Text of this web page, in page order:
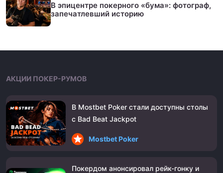
В эпицентре покерного «бума»: фотограф,
запечатлевший историю
АКЦИИ ПОКЕР-РУМОВ
В Mostbet Poker стали доступны столы
с Bad Beat Jackpot
Mostbet Poker
Покердом анонсировал рейк-гонку и